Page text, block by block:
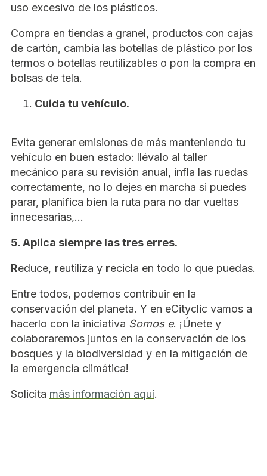
uso excesivo de los plásticos.
Compra en tiendas a granel, productos con cajas
de cartón, cambia las botellas de plástico por los
termos o botellas reutilizables o pon la compra en
bolsas de tela.
Cuida tu vehículo.
Evita generar emisiones de más manteniendo tu
vehículo en buen estado: llévalo al taller
mecánico para su revisión anual, infla las ruedas
correctamente, no lo dejes en marcha si puedes
parar, planifica bien la ruta para no dar vueltas
innecesarias,…
5. Aplica siempre las tres erres.
Reduce, reutiliza y recicla en todo lo que puedas.
Entre todos, podemos contribuir en la
conservación del planeta. Y en eCityclic vamos a
hacerlo con la iniciativa Somos e. ¡Únete y
colaboraremos juntos en la conservación de los
bosques y la biodiversidad y en la mitigación de
la emergencia climática!
Solicita más información aquí.